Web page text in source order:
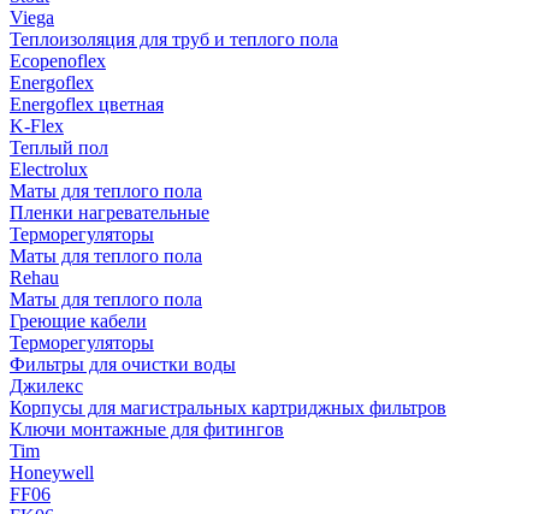
Viega
Теплоизоляция для труб и теплого пола
Ecopenoflex
Energoflex
Energoflex цветная
K-Flex
Теплый пол
Electrolux
Маты для теплого пола
Пленки нагревательные
Терморегуляторы
Маты для теплого пола
Rehau
Маты для теплого пола
Греющие кабели
Терморегуляторы
Фильтры для очистки воды
Джилекс
Корпусы для магистральных картриджных фильтров
Ключи монтажные для фитингов
Tim
Honeywell
FF06